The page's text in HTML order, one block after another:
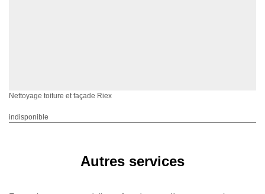
Nettoyage toiture et façade Riex
indisponible
Autres services